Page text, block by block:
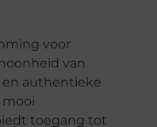
voor
van
authentieke
mooi
toegang tot